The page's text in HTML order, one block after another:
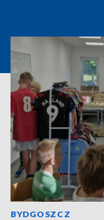
BYDGOSZCZ